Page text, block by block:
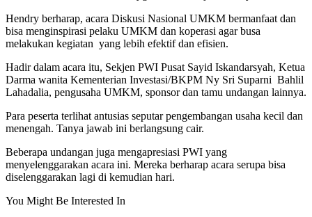
Hendry berharap, acara Diskusi Nasional UMKM bermanfaat dan
bisa menginspirasi pelaku UMKM dan koperasi agar busa
melakukan kegiatan yang lebih efektif dan efisien.
Hadir dalam acara itu, Sekjen PWI Pusat Sayid Iskandarsyah, Ketua
Darma wanita Kementerian Investasi/BKPM Ny Sri Suparni Bahlil
Lahadalia, pengusaha UMKM, sponsor dan tamu undangan lainnya.
Para peserta terlihat antusias seputar pengembangan usaha kecil dan
menengah. Tanya jawab ini berlangsung cair.
Beberapa undangan juga mengapresiasi PWI yang
menyelenggarakan acara ini. Mereka berharap acara serupa bisa
diselenggarakan lagi di kemudian hari.
You Might Be Interested In